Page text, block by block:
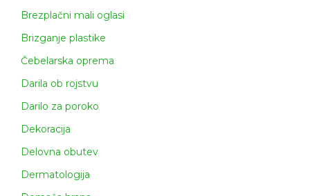
Brezplačni mali oglasi
Brizganje plastike
Čebelarska oprema
Darila ob rojstvu
Darilo za poroko
Dekoracija
Delovna obutev
Dermatologija